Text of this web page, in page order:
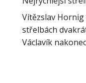
Vítězslav
střelbách
Václavík